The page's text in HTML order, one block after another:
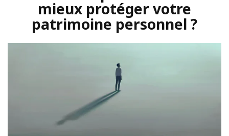
mieux protéger votre
patrimoine personnel ?